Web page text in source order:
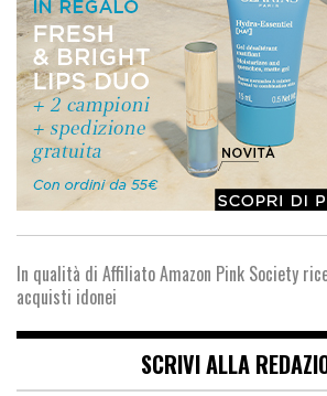
In qualità di Affiliato Amazon Pink Society
acquisti idonei
SCRIVI ALLA